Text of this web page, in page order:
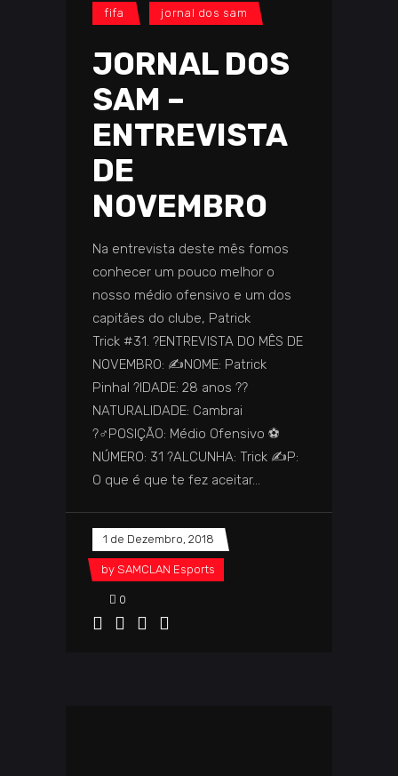
fifa jornal dos sam
JORNAL DOS
SAM –
ENTREVISTA
DE
NOVEMBRO
Na entrevista deste mês fomos
conhecer um pouco melhor o
nosso médio ofensivo e um dos
capitães do clube, Patrick
Trick #31. ?️ENTREVISTA DO MÊS DE
NOVEMBRO: ✍️NOME: Patrick
Pinhal ?IDADE: 28 anos ️??️
NATURALIDADE: Cambrai
?‍♂️POSIÇÃO: Médio Ofensivo ⚽
NÚMERO: 31 ?️ALCUNHA: Trick ✍️P:
O que é que te fez aceitar
1 de Dezembro, 2018
by SAMCLAN Esports
0